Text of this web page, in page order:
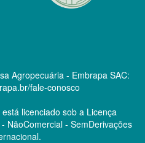
Agropecuária - Embrapa SAC:
fale-conosco
licenciado sob a Licença
NãoComercial - SemDerivações